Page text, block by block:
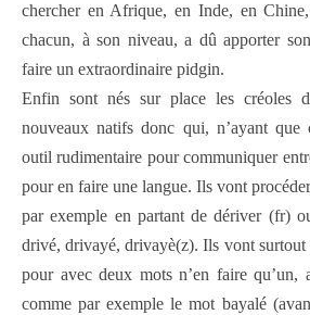
chercher en Afrique, en Inde, en
chacun, à son niveau, a dû apporter
faire un extraordinaire pidgin.
Enfin sont nés sur place les créoles
nouveaux natifs donc qui, n’ayant que
outil rudimentaire pour communiquer
pour en faire une langue. Ils vont
par exemple en partant de dériver (fr)
drivé, drivayé, drivayè(z). Ils vont
pour avec deux mots n’en faire qu’un,
comme par exemple le mot bayalé